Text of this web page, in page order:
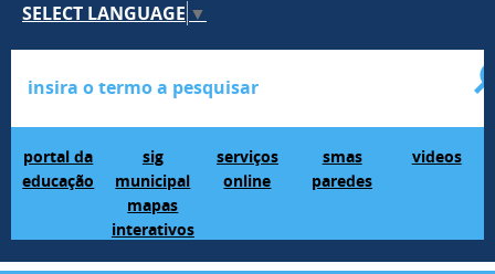
SELECT LANGUAGE ▼
portal da
educação
sig
municipal
mapas
interativos
serviços
online
smas
paredes
videos